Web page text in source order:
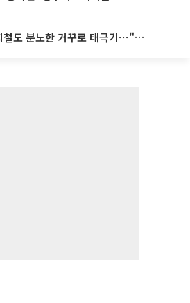
서경덕 교수, 김희철도 분노한 거꾸로 태극기⋯"엉터리는 아냐, 아쉬울 뿐"